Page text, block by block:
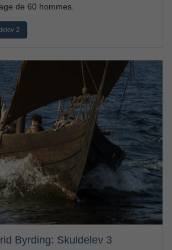
de 60 hommes.
2
Byrding: Skuldelev 3